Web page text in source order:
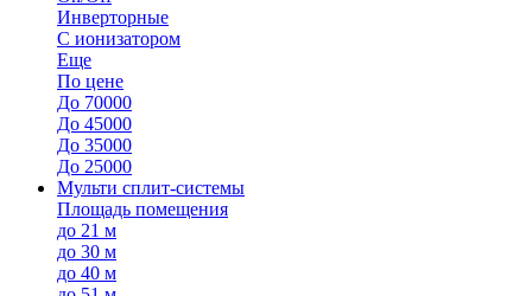
Инверторные
С ионизатором
Еще
По цене
До 70000
До 45000
До 35000
До 25000
Мульти сплит-системы
Площадь помещения
до 21 м
до 30 м
до 40 м